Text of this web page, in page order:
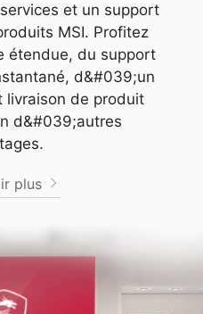
et un support
MSI. Profitez
étendue, du support
d&#039;un
livraison de produit
d&#039;autres
plus